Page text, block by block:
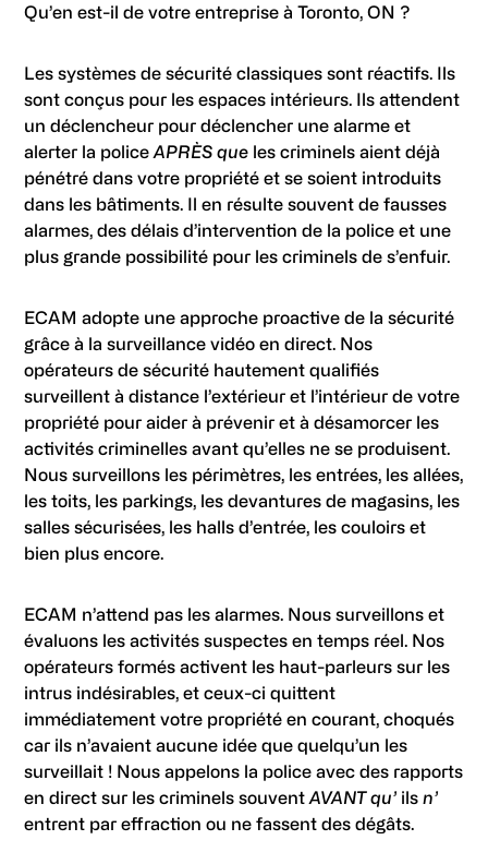
Qu’en est-il de votre entreprise à Toronto, ON ?
Les systèmes de sécurité classiques sont réactifs. Ils
sont conçus pour les espaces intérieurs. Ils attendent
un déclencheur pour déclencher une alarme et
alerter la policeAPRÈS que les criminels aient déjà
pénétré dans votre propriété et se soient introduits
dans les bâtiments. Il en résulte souvent de fausses
alarmes, des délais d’intervention de la police et une
plus grande possibilité pour les criminels de s’enfuir.
ECAM adopte une approche proactive de la sécurité
grâce à la surveillance vidéo en direct. Nos
opérateurs de sécurité hautement qualifiés
surveillent à distance l’extérieur et l’intérieur de votre
propriété pour aider à prévenir et à désamorcer les
activités criminelles avant qu’elles ne se produisent.
Nous surveillons les périmètres, les entrées, les allées,
les toits, les parkings, les devantures de magasins, les
salles sécurisées, les halls d’entrée, les couloirs et
bien plus encore.
ECAM n’attend pas les alarmes. Nous surveillons et
évaluons les activités suspectes en temps réel. Nos
opérateurs formés activent les haut-parleurs sur les
intrus indésirables, et ceux-ci quittent
immédiatement votre propriété en courant, choqués
car ils n’avaient aucune idée que quelqu’un les
surveillait ! Nous appelons la police avec des rapports
en direct sur les criminels souventAVANT qu’ ilsn’
entrent par effraction ou ne fassent des dégâts.